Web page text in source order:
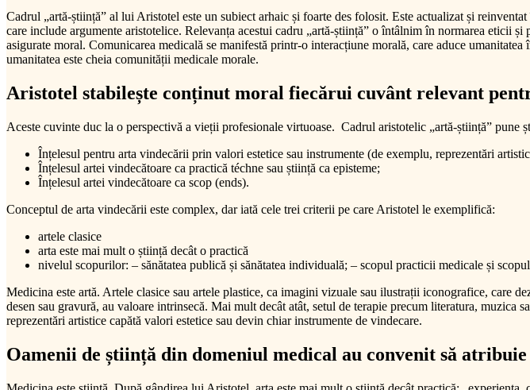
Cadrul „artă-știință” al lui Aristotel este un subiect arhaic și foarte des folosit. Este actualizat și
care include argumente aristotelice. Relevanța acestui cadru „artă-știință” o întâlnim în normarea eticii
asigurate moral. Comunicarea medicală se manifestă printr-o interacțiune morală, care aduce
umanitatea este cheia comunității medicale morale.
Aristotel stabilește conținut moral fiecărui cuvânt relevant
Aceste cuvinte duc la o perspectivă a vieții profesionale virtuoase. Cadrul aristotelic „artă-știință”
Înțelesul pentru arta vindecării prin valori estetice sau instrumente (de exemplu, reprezentări
Înțelesul artei vindecătoare ca practică téchne sau știință ca episteme;
Înțelesul artei vindecătoare ca scop (ends).
Conceptul de arta vindecării este complex, dar iată cele trei criterii pe care Aristotel le exemplifică:
artele clasice
arta este mai mult o știință decât o practică
nivelul scopurilor: – sănătatea publică și sănătatea individuală; – scopul practicii medicale și
Medicina este artă. Artele clasice sau artele plastice, ca imagini vizuale sau ilustrații iconografice, care
desen sau gravură, au valoare intrinsecă. Mai mult decât atât, setul de terapie precum literatura,
reprezentări artistice capătă valori estetice sau devin chiar instrumente de vindecare.
Oamenii de știință din domeniul medical au convenit să